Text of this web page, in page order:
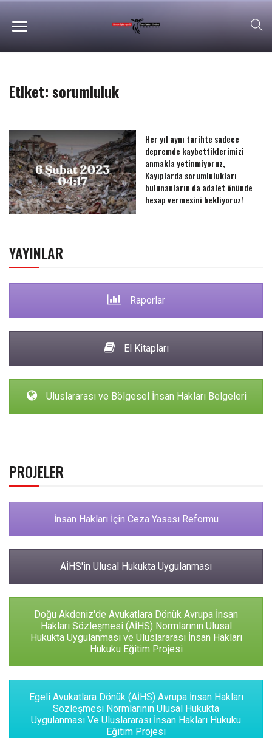
Etiket:sorumluluk
Her yıl aynı tarihte sadece
depremde kaybettiklerimizi
anmakla yetinmiyoruz,
Kayıplarda sorumlulukları
bulunanların da adalet önünde
hesap vermesini bekliyoruz!
YAYINLAR
Raporlar
El Kitapları
Uluslararası ve Bölgesel İnsan Hakları Belgeleri
PROJELER
İnsan Hakları İçin Ceza Yasası Reformu
AİHS'in Ulusal Hukukta Uygulanması
Doğu Akdeniz'de Avukatlara Dönük Avrupa İnsan
Hakları Sözleşmesi (AİHS) Normlarının Ulusal
Hukukta Uygulanması ve Uluslararası İnsan Hakları
Hukuku Eğitim Projesi
Egeli Avukatlara Dönük (AİHS) Avrupa İnsan Hakları
Sözleşmesi Normlarının Ulusal Hukukta
Uygulanması Ve Uluslararası İnsan Hakları Hukuku
Eğitim Projesi